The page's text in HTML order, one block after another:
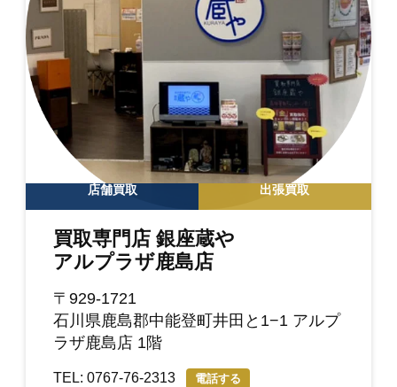
店舗買取 出張買取
買取専門店 銀座蔵や
アルプラザ鹿島店
〒929-1721
石川県鹿島郡中能登町井田と1−1 アルプ
ラザ鹿島店 1階
TEL: 0767-76-2313 電話する